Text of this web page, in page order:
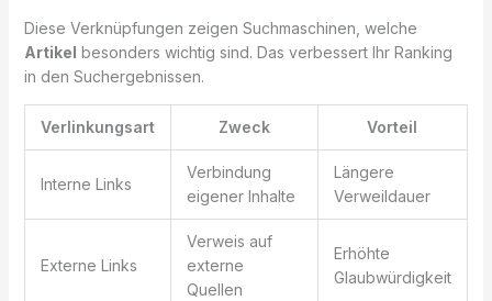
Diese Verknüpfungen zeigen Suchmaschinen, welche
Artikel besonders wichtig sind. Das verbessert Ihr Ranking
in den Suchergebnissen.
Verlinkungsart Zweck Vorteil
Interne Links
Verbindung
eigener Inhalte
Längere
Verweildauer
Externe Links
Verweis auf
externe
Quellen
Erhöhte
Glaubwürdigkeit